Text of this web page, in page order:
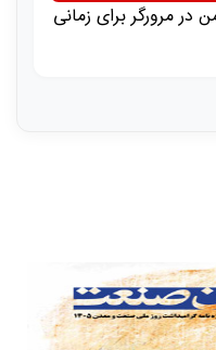
در مرورگر برای زمانی